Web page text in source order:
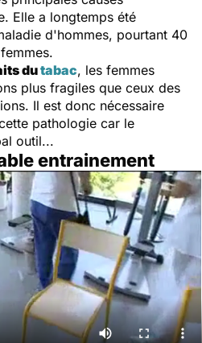
Elle a longtemps été
d'hommes, pourtant 40
dutabac, les femmes
plus fragiles que ceux des
Il est donc nécessaire
pathologie car le
outil...
entrainement